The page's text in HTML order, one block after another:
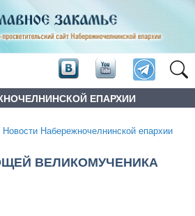
ЕПАРХИИ
Новости Набережночелнинской епархии
ВЕЛИКОМУЧЕНИКА